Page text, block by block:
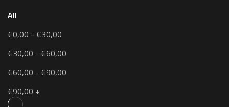
All
€0,00 - €30,00
€30,00 - €60,00
€60,00 - €90,00
€90,00 +